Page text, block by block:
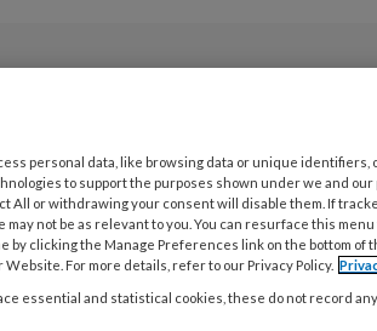
personal data, like browsing data or unique identifiers,
to support the purposes shown under we and
All or withdrawing your consent will disable them. If
may not be as relevant to you. You can resurface this
by clicking the Manage Preferences link on the bottom of
For more details, refer to our Privacy Policy.
essential and statistical cookies, these do not record